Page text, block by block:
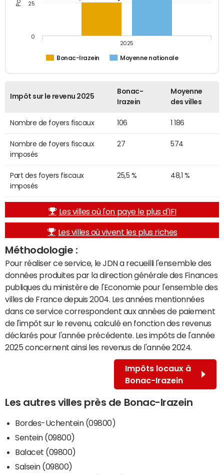
Bonac-Irazein Moyenne nationale
2025
0
25
Impôt sur le revenu 2025
Bonac-
Irazein
Moyenne
des villes
Nombre de foyers fiscaux 106 1 186
Nombre de foyers fiscaux
imposés
27 574
Part des foyers fiscaux
imposés
25,5 % 48,1 %
Les villes où l'on paye le plus d'IFI
Les villes où vivent les plus riches
Méthodologie :
Pour réaliser ce service, le JDN a recueilli l'ensemble des
données produites par la direction générale des Finances
publiques du ministère de l'Economie pour l'ensemble des
villes de France depuis 2004. Les années mentionnées
dans ce service correspondent aux années de paiement
de l'impôt sur le revenu, calculé en fonction des revenus
déclarés pour l'année précédente. Les impôts de l'année
2025 concernent ainsi les revenus de l'année 2024.
Impôts locaux à
Bonac-Irazein
Les autres villes près de Bonac-Irazein
Bordes-Uchentein (09800)
Sentein (09800)
Balacet (09800)
Salsein (09800)